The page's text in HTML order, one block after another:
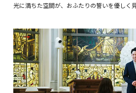
光に満ちた空間が、おふたりの誓いを優しく